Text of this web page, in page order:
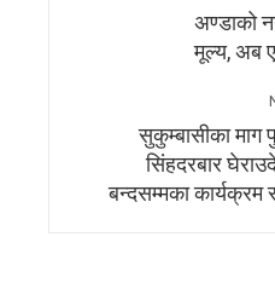
अण्डाको
मूल्य, अब
सुकुम्बासीका माग
सिंहदरबार
बन्दसम्मका कार्यक्रम